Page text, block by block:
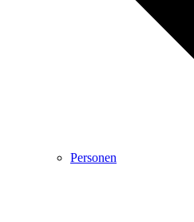
Personen